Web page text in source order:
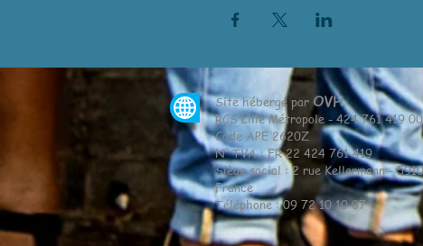
Site hébergé par OVH
RCS Lille Métropole - 424 761 419
Code APE 2620Z
N° TVA : FR 22 424 761 419
Siège social : 2 rue Kellermann -
France
Téléphone : 09 72 10 10 07